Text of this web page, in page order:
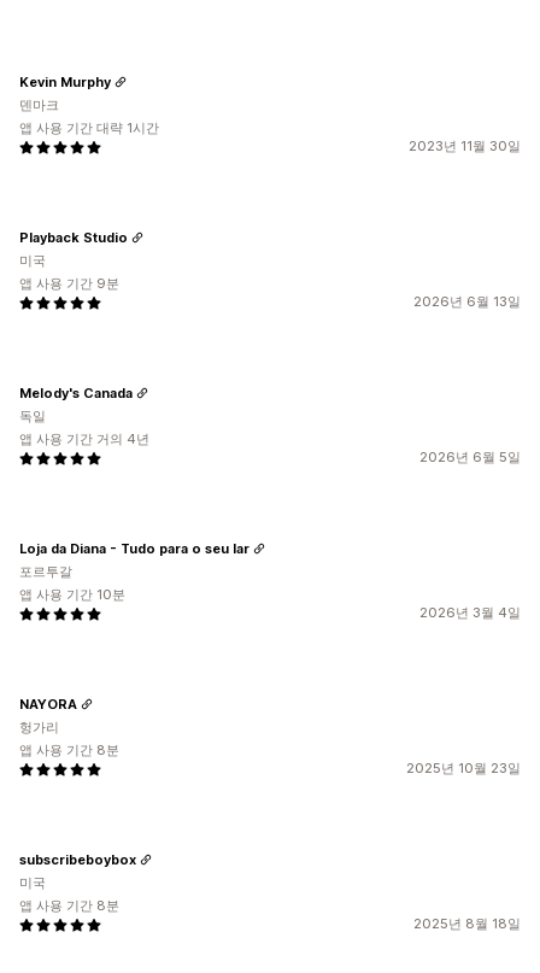
2023년 11월 30일
Kevin Murphy
덴마크
앱 사용 기간 대략 1시간
2026년 6월 13일
Playback Studio
미국
앱 사용 기간 9분
2026년 6월 5일
Melody's Canada
독일
앱 사용 기간 거의 4년
2026년 3월 4일
Loja da Diana - Tudo para o seu lar
포르투갈
앱 사용 기간 10분
2025년 10월 23일
NAYORA
헝가리
앱 사용 기간 8분
2025년 8월 18일
subscribeboybox
미국
앱 사용 기간 8분